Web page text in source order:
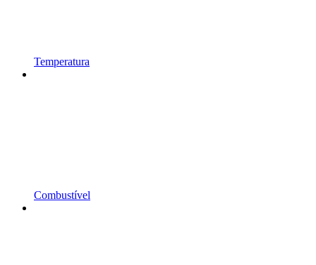
Temperatura
Combustível